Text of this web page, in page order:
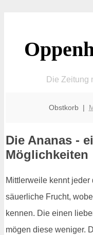
Die Zeitung
Obstkorb |
Die Ananas -
Möglichkeiten
Mittlerweile kennt
säuerliche Frucht,
kennen. Die einen
mögen diese weniger.